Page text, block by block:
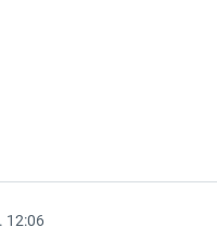
12:06